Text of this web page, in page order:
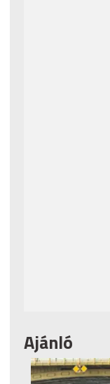
Ajánló